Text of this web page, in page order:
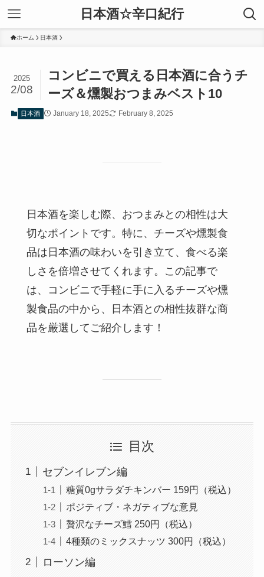
日本酒☆辛口紀行
ホーム 日本酒
コンビニで買える日本酒に合うチ
ーズ＆燻製おつまみベスト10
2025
2/08
日本酒 January 18, 2025 February 8, 2025
日本酒を楽しむ際、おつまみとの相性は大
切なポイントです。特に、チーズや燻製食
品は日本酒の味わいを引き立て、食べる楽
しさを倍増させてくれます。この記事で
は、コンビニで手軽に手に入るチーズや燻
製食品の中から、日本酒との相性抜群な商
品を厳選してご紹介します！
目次
セブンイレブン編
糖質0gサラダチキンバー 159円（税込）
ポジティブ・ネガティブな意見
贅沢なチーズ鱈 250円（税込）
4種類のミックスナッツ 300円（税込）
ローソン編